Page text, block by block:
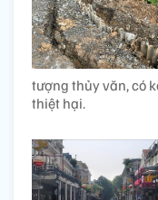
tượng thủy văn, có
thiệt hại.